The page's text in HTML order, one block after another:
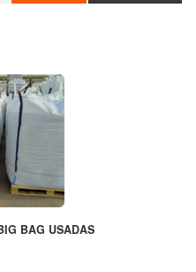
BAG USADAS